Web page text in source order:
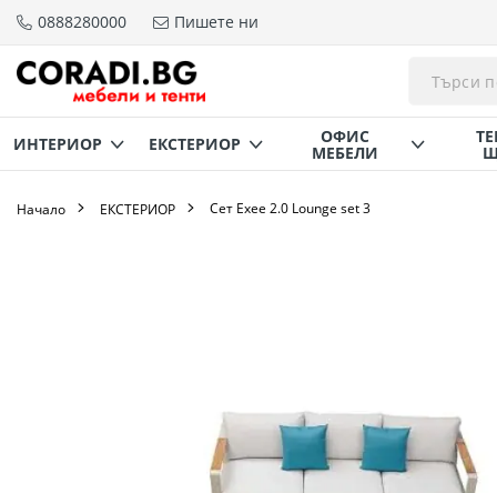
Прескачане
съдържанието
0888280000 Пишете ни
ИНТЕРИОР ЕКСТЕРИОР ОФИС
МЕБЕЛИ
Начало ЕКСТЕРИОР Сет Exee 2.0 Lounge set 3